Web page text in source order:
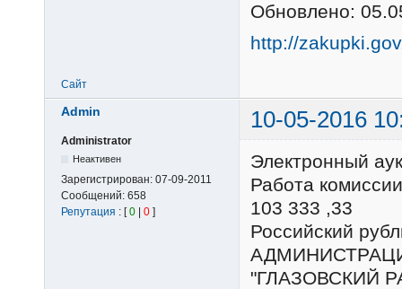
Обновлено:
http://
Сайт
Admin 10-05-2016
Administrator
Неактивен
Зарегистрирован: 07-09-2011
Сообщений: 658
Репутация : [0 0 ]
Электронный
Работа
103 333 ,33
Российский
"ГЛАЗОВСКИЙ